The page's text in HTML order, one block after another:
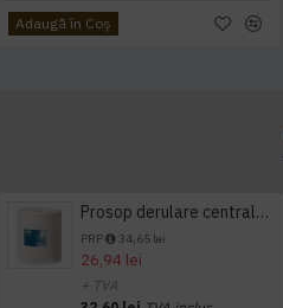
Adaugă în Coş
Prosop derulare centrala 1 pliu, 300 m Tork
PRP 34,65 lei
26,94 lei
+ TVA